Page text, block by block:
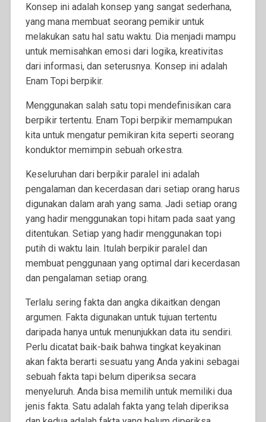
Konsep ini adalah konsep yang sangat sederhana,
yang mana membuat seorang pemikir untuk
melakukan satu hal satu waktu. Dia menjadi mampu
untuk memisahkan emosi dari logika, kreativitas
dari informasi, dan seterusnya. Konsep ini adalah
Enam Topi berpikir.
Menggunakan salah satu topi mendefinisikan cara
berpikir tertentu. Enam Topi berpikir memampukan
kita untuk mengatur pemikiran kita seperti seorang
konduktor memimpin sebuah orkestra.
Keseluruhan dari berpikir paralel ini adalah
pengalaman dan kecerdasan dari setiap orang harus
digunakan dalam arah yang sama. Jadi setiap orang
yang hadir menggunakan topi hitam pada saat yang
ditentukan. Setiap yang hadir menggunakan topi
putih di waktu lain. Itulah berpikir paralel dan
membuat penggunaan yang optimal dari kecerdasan
dan pengalaman setiap orang.
Terlalu sering fakta dan angka dikaitkan dengan
argumen. Fakta digunakan untuk tujuan tertentu
daripada hanya untuk menunjukkan data itu sendiri.
Perlu dicatat baik-baik bahwa tingkat keyakinan
akan fakta berarti sesuatu yang Anda yakini sebagai
sebuah fakta tapi belum diperiksa secara
menyeluruh. Anda bisa memilih untuk memiliki dua
jenis fakta. Satu adalah fakta yang telah diperiksa